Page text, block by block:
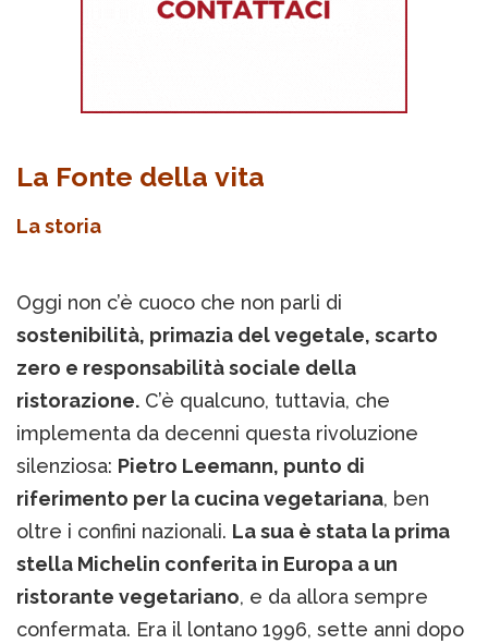
La Fonte della vita
La storia
Oggi non c’è cuoco che non parli di
sostenibilità, primazia del vegetale, scarto
zero e responsabilità sociale della
ristorazione. C’è qualcuno, tuttavia, che
implementa da decenni questa rivoluzione
silenziosa: Pietro Leemann, punto di
riferimento per la cucina vegetariana, ben
oltre i confini nazionali. La sua è stata la prima
stella Michelin conferita in Europa a un
ristorante vegetariano, e da allora sempre
confermata. Era il lontano 1996, sette anni dopo